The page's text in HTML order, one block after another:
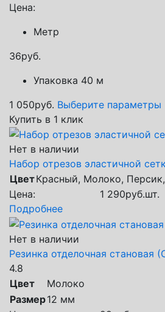
Цена:
Метр
36руб.
Упаковка 40 м
1 050руб. Выберите параметры
Купить в 1 клик
Нет в наличии
Набор отрезов эластичной
ЦветКрасный, Молоко,
Цена:
1 290руб.шт.
Подробнее
Нет в наличии
Резинка отделочная становая
4.8
Цвет
Молоко
Размер12 мм